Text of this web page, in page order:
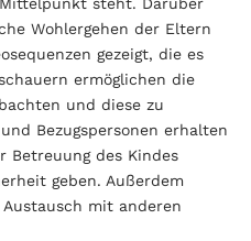
steht. Darüber
Wohlergehen der Eltern
gezeigt, die es
ermöglichen die
und diese zu
Bezugspersonen erhalten
Betreuung des Kindes
geben. Außerdem
mit anderen